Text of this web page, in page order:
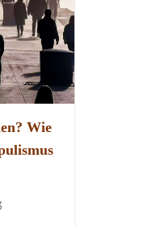
Wie